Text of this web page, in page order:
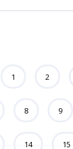
1 2
8 9
14 15